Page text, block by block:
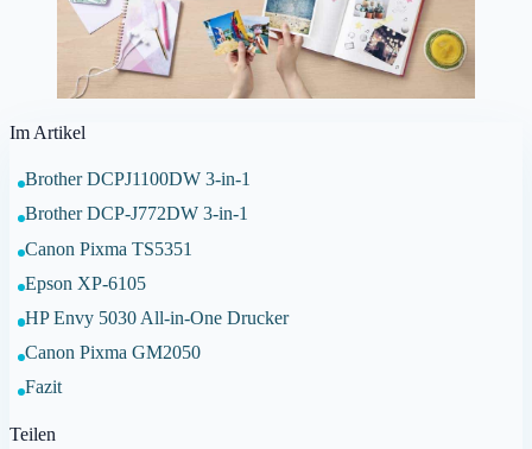
Im Artikel
Brother DCPJ1100DW 3-in-1
Brother DCP-J772DW 3-in-1
Canon Pixma TS5351
Epson XP-6105
HP Envy 5030 All-in-One Drucker
Canon Pixma GM2050
Fazit
Teilen